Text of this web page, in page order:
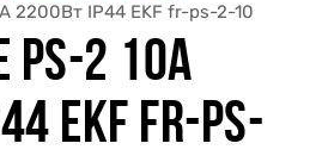
2200Вт IP44 EKF fr-ps-2-10
2 10А
EKF FR-PS-